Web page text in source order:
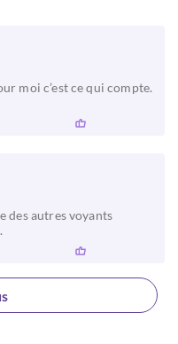
moi c’est ce qui compte.
des autres voyants